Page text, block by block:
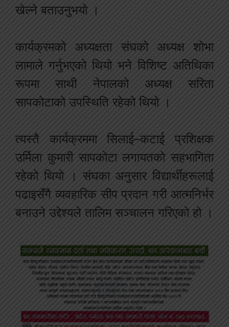
खेल्ने बताउनुभयो ।
कार्यक्रमको अध्यक्षता संघको अध्यक्ष शोभा
लामाले गर्नुभएको थियो भने विशिष्ट अतिथिका
रूपमा साथी नेपालको अध्यक्ष सरिता
सापकोटाको उपस्थिति रहेको थियो ।
त्यस्तै कार्यक्रममा सिलाई–कटाई प्रशिक्षक
उर्मिला कुमारी सापकोटा लगायतको सहभागिता
रहेको थियो । संघका अनुसार विद्यार्थीहरूलाई
पढाइसँगै व्यवहारिक सीप प्रदान गरी आत्मनिर्भर
बनाउने उद्देश्यले तालिम सञ्चालन गरिएको हो ।